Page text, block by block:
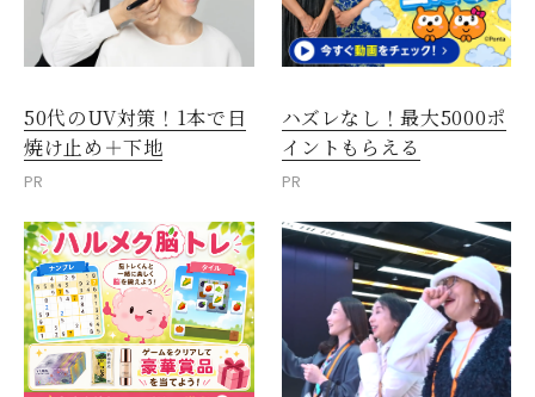
50代のUV対策！1本で日
焼け止め＋下地
PR
ハズレなし！最大5000ポ
イントもらえる
PR